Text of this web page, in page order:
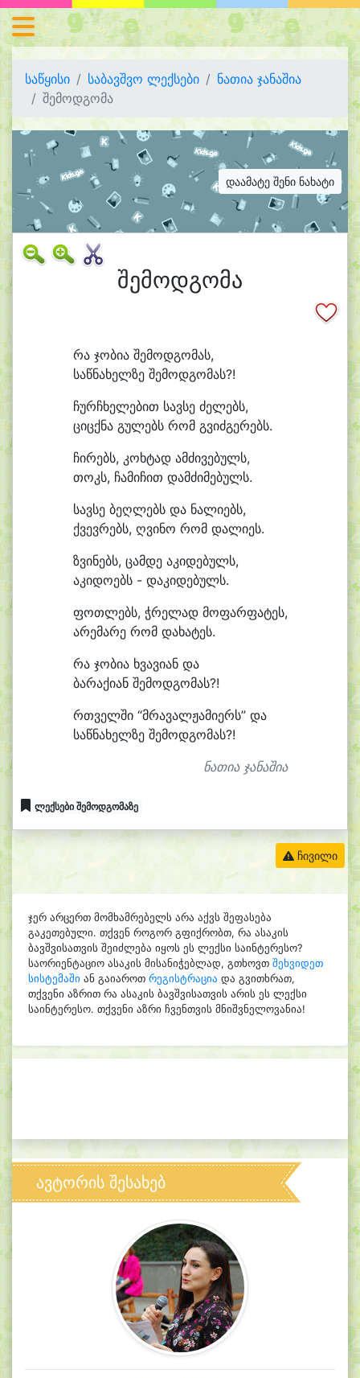
საწყისი საბავშვო ლექსები
ნათია ჯანაშია
შემოდგომა
დაამატე შენი ნახატი
შემოდგომა
რა ჯობია შემოდგომას,
საწნახელზე შემოდგომას?!
ჩურჩხელებით სავსე ძელებს,
ციცქნა გულებს რომ გვიძგერებს.
ჩირებს, კოხტად ამძივებულს,
თოკს, ჩამიჩით დამძიმებულს.
სავსე ბეღლებს და ნალიებს,
ქვევრებს, ღვინო რომ დალიეს.
ზვინებს, ცამდე აკიდებულს,
აკიდოებს - დაკიდებულს.
ფოთლებს, ჭრელად მოფარფატეს,
არემარე რომ დახატეს.
რა ჯობია ხვავიან და
ბარაქიან შემოდგომას?!
რთველში “მრავალჟამიერს” და
საწნახელზე შემოდგომას?!
ნათია ჯანაშია
ლექსები შემოდგომაზე
ჩივილი
ჯერ არცერთ მომხამრებელს არა აქვს შეფასება
გაკეთებული. თქვენ როგორ გფიქრობთ, რა ასაკის
ბავშვისათვის შეიძლება იყოს ეს ლექსი საინტერესო?
საორიენტაციო ასაკის მისანიჭებლად, გთხოვთ შეხვიდეთ
სისტემაში ან გაიაროთ რეგისტრაცია და გვითხრათ,
თქვენი აზრით რა ასაკის ბავშვისათვის არის ეს ლექსი
საინტერესო. თქვენი აზრი ჩვენთვის მნიშვნელოვანია!
ავტორის შესახებ